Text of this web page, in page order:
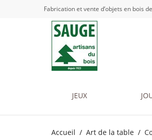
Fabrication et vente d’objets en bois
JEUX
Accueil Art de la table